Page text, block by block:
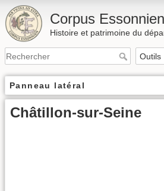
Corpus Essonnien
Histoire et patrimoine du
Panneau latéral
Châtillon-sur-Seine